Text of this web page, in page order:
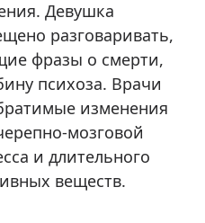
Девушка
разговаривать,
фразы о смерти,
психоза. Врачи
изменения
мозговой
и длительного
веществ.